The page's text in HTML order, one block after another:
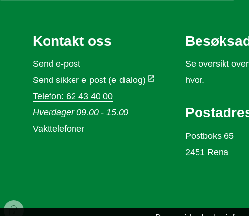
Kontakt oss
Send e-post
Send sikker e-post (e-dialog)
Telefon: 62 43 40 00
Hverdager 09.00 - 15.00
Vakttelefoner
Se oversikt
hvor.
Postboks 65
2451 Rena